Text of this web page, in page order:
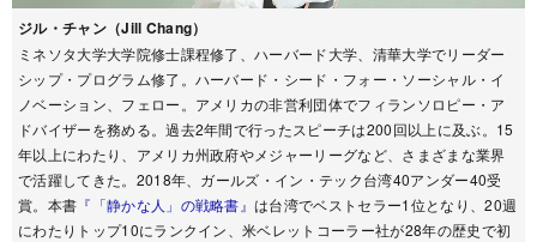
ジル・チャン（Jill Chang）
ミネソタ大学大学院修士課程修了、ハーバード大学、清華大学でリーダー
シップ・プログラム修了。ハーバード・シード・フォー・ソーシャル・イ
ノベーション、フェロー。アメリカの非営利団体でフィランソロピー・ア
ドバイザーを務める。過去2年間で行ったスピーチは200回以上に及ぶ。15
年以上にわたり、アメリカ州政府やメジャーリーグなど、さまざまな業界
で活躍してきた。2018年、ガールズ・イン・テック台湾40アンダー40受
賞。本書 『「静かな人」の戦略書』は台湾でベストセラー1位となり、20週
にわたりトップ10にランクイン、米ベレットコーラー社が28年の歴史で初